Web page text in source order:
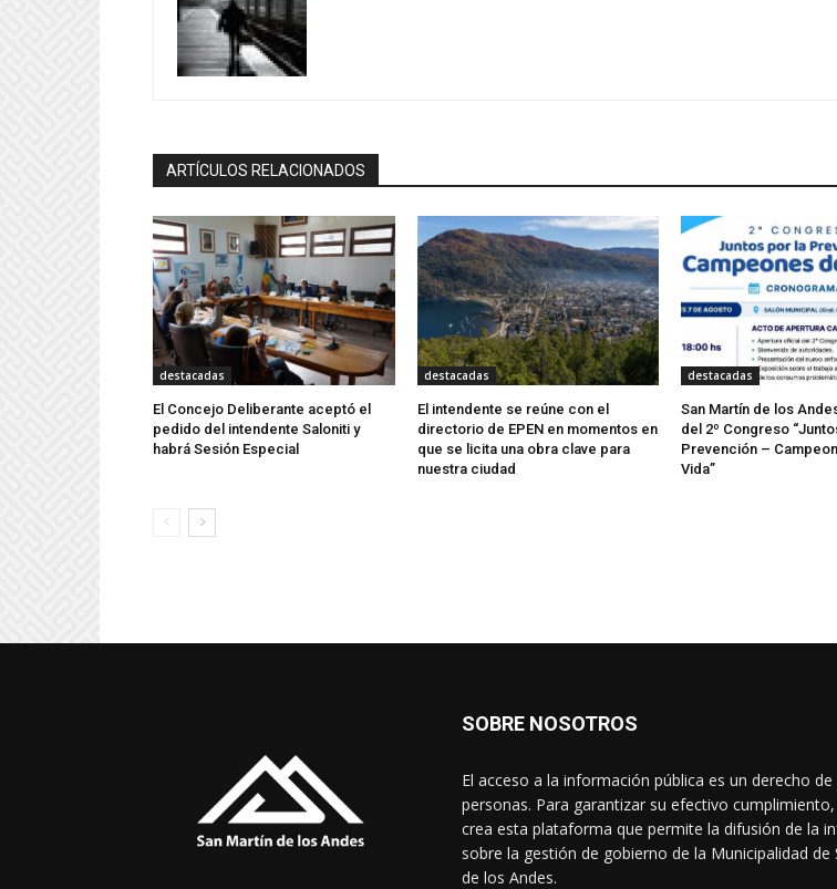
ARTÍCULOS RELACIONADOS
destacadas
El Concejo Deliberante aceptó el
pedido del intendente Saloniti y
habrá Sesión Especial
destacadas
El intendente se reúne con el
directorio de EPEN en momentos en
que se licita una obra clave para
nuestra ciudad
destacadas
San Martín de los
del 2º Congreso
Prevención –
Vida”
SOBRE NOSOTROS
El acceso a la información pública es un derecho de
personas. Para garantizar su efectivo
crea esta plataforma que permite la difusión de la
sobre la gestión de gobierno de la Municipalidad de
de los Andes.